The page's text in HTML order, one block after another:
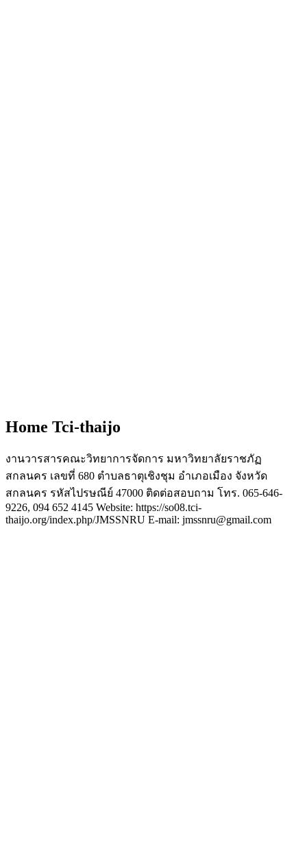
Home Tci-thaijo
งานวารสารคณะวิทยาการจัดการ มหาวิทยาลัยราชภัฏ
สกลนคร เลขที่ 680 ตำบลธาตุเชิงชุม อำเภอเมือง จังหวัด
สกลนคร รหัสไปรษณีย์ 47000 ติดต่อสอบถาม โทร. 065-646-
9226, 094 652 4145 Website: https://so08.tci-
thaijo.org/index.php/JMSSNRU E-mail: jmssnru@gmail.com